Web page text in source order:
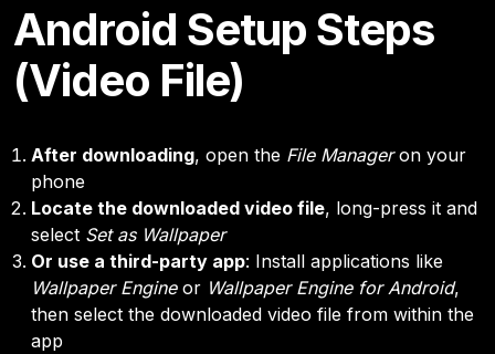
Android Setup Steps
(Video File)
After downloading, open the File Manageron your
phone
Locate the downloaded video file, long-press it and
select Set as Wallpaper
Or use a third-party app: Install applications like
Wallpaper Engineor Wallpaper Engine for Android,
then select the downloaded video file from within the
app